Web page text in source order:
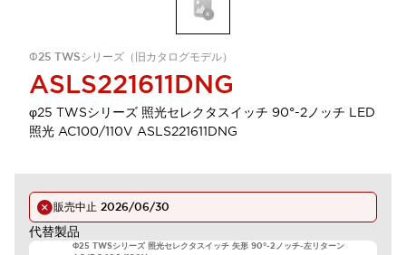
Φ25 TWSシリーズ（旧カタログモデル）
ASLS221611DNG
φ25 TWSシリーズ 照光セレクタスイッチ 90°-2ノッチ LED
照光 AC100/110V ASLS221611DNG
販売中止 2026/06/30
代替製品
Φ25 TWSシリーズ 照光セレクタスイッチ 矢形 90°-2ノッチ-左リターン